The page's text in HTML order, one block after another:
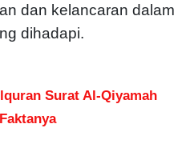
dan kelancaran dalam
dihadapi.
Surat Al-Qiyamah